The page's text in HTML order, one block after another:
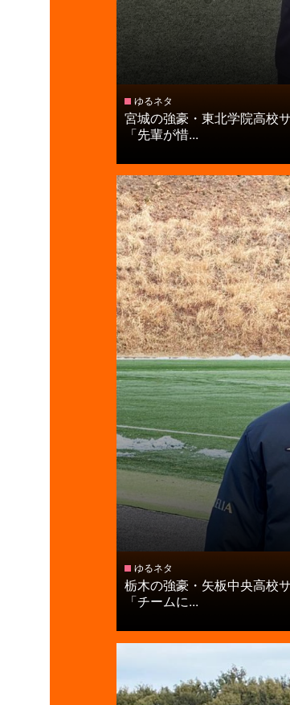
ゆるネタ
宮城の強豪・東北学院高校
「先輩が惜...
ゆるネタ
栃木の強豪・矢板中央高校
「チームに...